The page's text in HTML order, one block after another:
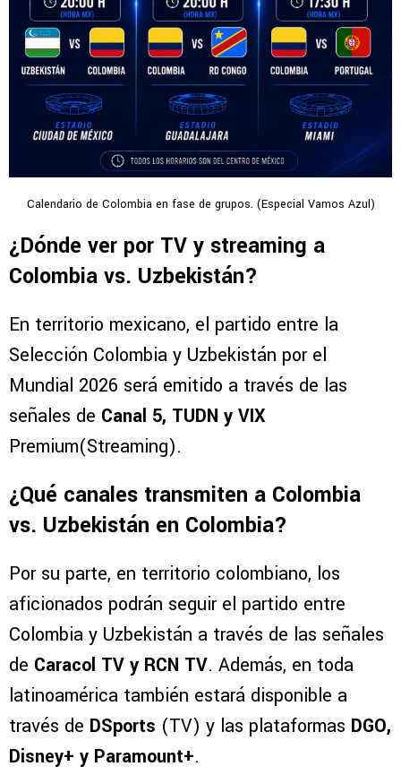
Calendario de Colombia en fase de grupos. (Especial Vamos Azul)
¿Dónde ver por TV y streaming a
Colombia vs. Uzbekistán?
En territorio mexicano, el partido entre la
Selección Colombia y Uzbekistán por el
Mundial 2026 será emitido a través de las
señales de Canal 5, TUDN y VIX
Premium(Streaming).
¿Qué canales transmiten a Colombia
vs. Uzbekistán en Colombia?
Por su parte, en territorio colombiano, los
aficionados podrán seguir el partido entre
Colombia y Uzbekistán a través de las señales
de Caracol TV y RCN TV. Además, en toda
latinoamérica también estará disponible a
través de DSports (TV) y las plataformas DGO,
Disney+ y Paramount+.